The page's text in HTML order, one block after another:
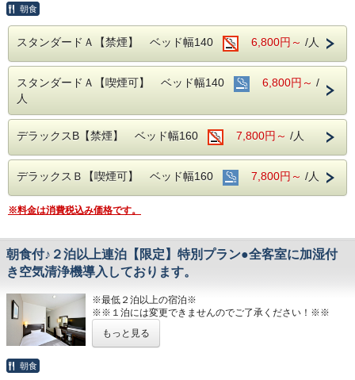
ウェルカムドリンク 14:00〜23:00、コインランドリー 7：
00～22：00（有料）、自動販売機、製氷機、電子レンジ、
アメニティバー、会議室
■注意事項
団体様の場合や時期によりキャンセル規定が異なります
希望者はゴミの回収をさせていただきますのでフロントまで
お問い合わせください
西日本最高峰の石鎚山を望める展望浴場をお楽しみください
■男女別展望浴場(最上階：９階)
西日本最高峰の石鎚山や西条市の街並を望める人工ヘルスト
ン温泉
営業時間：14:00~24:00、翌6:00~9:00
■JR伊予西条駅より徒歩1分の好立地
■平面120台駐車場 (敷地内＆第二駐車場)
1日１台税込300円 ※バス・トラックは事前予約をお願いし
ます（料金が異なります）
■焼き立てパンや産直市から取り寄せた地元野菜の和洋バイ
キング(定価：￥1320（税込）)
こちらの朝食付きプランでご予約いただくとお得にお召し上
がりいただけます
朝食
スタンダードＡ【禁煙】 ベッド幅140 6,800円～ /人
スタンダードＡ【喫煙可】 ベッド幅140 6,800円～ /
人
デラックスB【禁煙】 ベッド幅160 7,800円～ /人
デラックスＢ【喫煙可】 ベッド幅160 7,800円～ /人
※料金は消費税込み価格です。
朝食付♪２泊以上連泊【限定】特別プラン●全客室に加湿付
き空気清浄機導入しております。
※最低２泊以上の宿泊※
※※１泊には変更できませんのでご了承ください！※※
２泊以上宿泊するお客様にお贈りする特別なプランです。
もっと見る
朝食